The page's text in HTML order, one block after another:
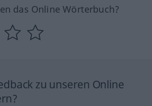
das Online Wörterbuch?
zu unseren Online